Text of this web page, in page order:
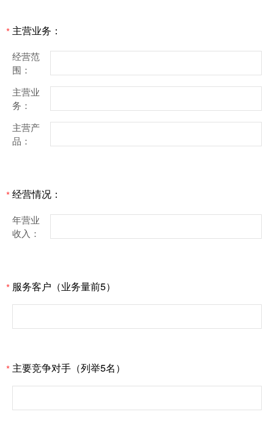
* 主营业务：
经营范
围：
主营业
务：
主营产
品：
*经营情况：
年营业
收入：
* 服务客户（业务量前5）
* 主要竞争对手（列举5名）